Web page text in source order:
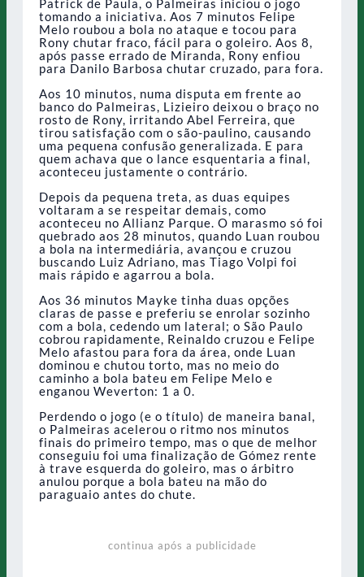
Patrick de Paula, o Palmeiras iniciou o jogo
tomando a iniciativa. Aos 7 minutos Felipe
Melo roubou a bola no ataque e tocou para
Rony chutar fraco, fácil para o goleiro. Aos 8,
após passe errado de Miranda, Rony enfiou
para Danilo Barbosa chutar cruzado, para fora.
Aos 10 minutos, numa disputa em frente ao
banco do Palmeiras, Lizieiro deixou o braço no
rosto de Rony, irritando Abel Ferreira, que
tirou satisfação com o são-paulino, causando
uma pequena confusão generalizada. E para
quem achava que o lance esquentaria a final,
aconteceu justamente o contrário.
Depois da pequena treta, as duas equipes
voltaram a se respeitar demais, como
aconteceu no Allianz Parque. O marasmo só foi
quebrado aos 28 minutos, quando Luan roubou
a bola na intermediária, avançou e cruzou
buscando Luiz Adriano, mas Tiago Volpi foi
mais rápido e agarrou a bola.
Aos 36 minutos Mayke tinha duas opções
claras de passe e preferiu se enrolar sozinho
com a bola, cedendo um lateral; o São Paulo
cobrou rapidamente, Reinaldo cruzou e Felipe
Melo afastou para fora da área, onde Luan
dominou e chutou torto, mas no meio do
caminho a bola bateu em Felipe Melo e
enganou Weverton: 1 a 0.
Perdendo o jogo (e o título) de maneira banal,
o Palmeiras acelerou o ritmo nos minutos
finais do primeiro tempo, mas o que de melhor
conseguiu foi uma finalização de Gómez rente
à trave esquerda do goleiro, mas o árbitro
anulou porque a bola bateu na mão do
paraguaio antes do chute.
continua após a publicidade